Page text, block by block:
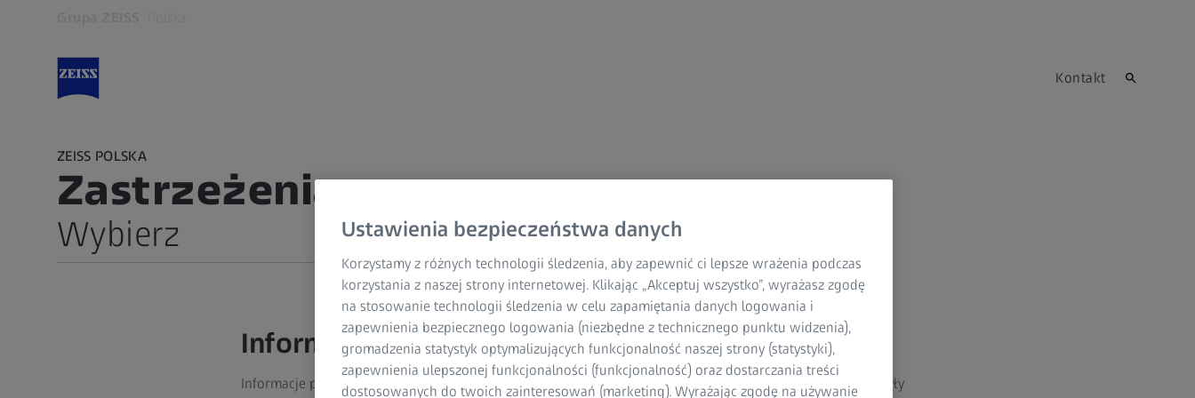
Kontakt
ZEISS POLSKA
Zastrzeżenia prawne
Wybierz
Informacje prawne
Informacje publikowane w domenach ZEISS mogą zawierać odniesienia do produktów i usług, które nie były
Ustawienia bezpieczeństwa danych
Korzystamy z różnych technologii śledzenia, aby zapewnić ci lepsze wrażenia podczas
korzystania z naszej strony internetowej. Klikając „Akceptuj wszystko”, wyrażasz zgodę
na stosowanie technologii śledzenia w celu zapamiętania danych logowania i
zapewnienia bezpiecznego logowania (niezbędne z technicznego punktu widzenia),
gromadzenia statystyk optymalizujących funkcjonalność naszej strony (statystyki),
zapewnienia ulepszonej funkcjonalności (funkcjonalność) oraz dostarczania treści
dostosowanych do twoich zainteresowań (marketing). Wyrażając zgodę na używanie